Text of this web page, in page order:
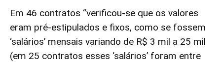
Em 46 contratos “verificou-se que os valores
eram pré-estipulados e fixos, como se fossem
‘salários’ mensais variando de R$ 3 mil a 25 mil
(em 25 contratos esses ‘salários’ foram entre